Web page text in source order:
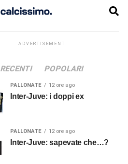
ADVERTISEMENT
RECENTI POPOLARI
PALLONATE 12 ore ago
Inter-Juve: i doppi ex
PALLONATE 12 ore ago
Inter-Juve: sapevate che…?